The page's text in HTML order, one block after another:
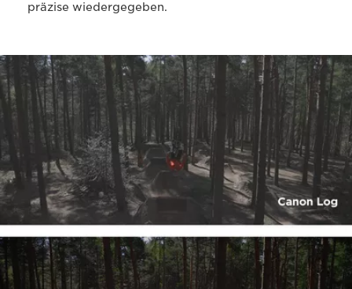
präzise wiedergegeben.